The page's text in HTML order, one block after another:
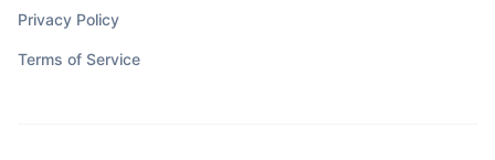
Privacy Policy
Terms of Service